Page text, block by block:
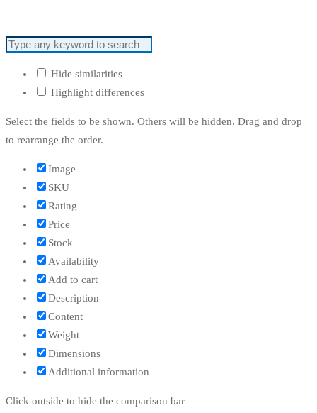
Hide similarities
Highlight differences
Select the fields to be shown. Others will be hidden. Drag and drop
to rearrange the order.
Image
SKU
Rating
Price
Stock
Availability
Add to cart
Description
Content
Weight
Dimensions
Additional information
Click outside to hide the comparison bar